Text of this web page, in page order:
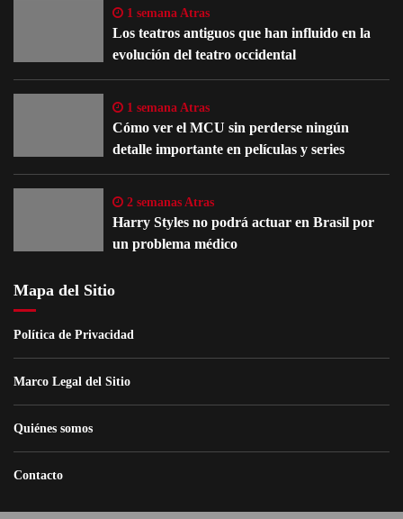
1 semana Atras
Los teatros antiguos que han influido en la
evolución del teatro occidental
1 semana Atras
Cómo ver el MCU sin perderse ningún
detalle importante en películas y series
2 semanas Atras
Harry Styles no podrá actuar en Brasil por
un problema médico
Mapa del Sitio
Política de Privacidad
Marco Legal del Sitio
Quiénes somos
Contacto